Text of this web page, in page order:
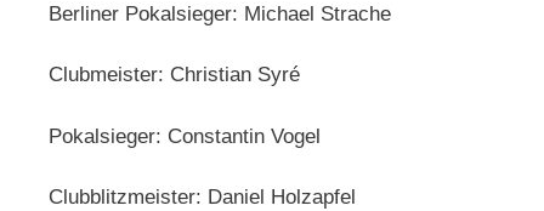
Berliner Pokalsieger: Michael Strache
Clubmeister: Christian Syré
Pokalsieger: Constantin Vogel
Clubblitzmeister: Daniel Holzapfel